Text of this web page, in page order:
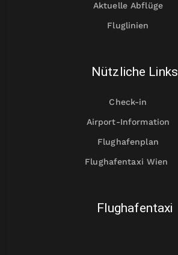
Aktuelle Abflüge
Fluglinien
Nützliche Links
Check-in
Airport-Information
Flughafenplan
Flughafentaxi Wien
Flughafentaxi